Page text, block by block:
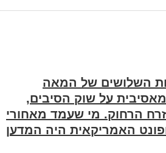
השלושים של המאה
על שוק הסיבים,
הרחוק. מי שעמד מאחורי
האמריקאית היה המדען